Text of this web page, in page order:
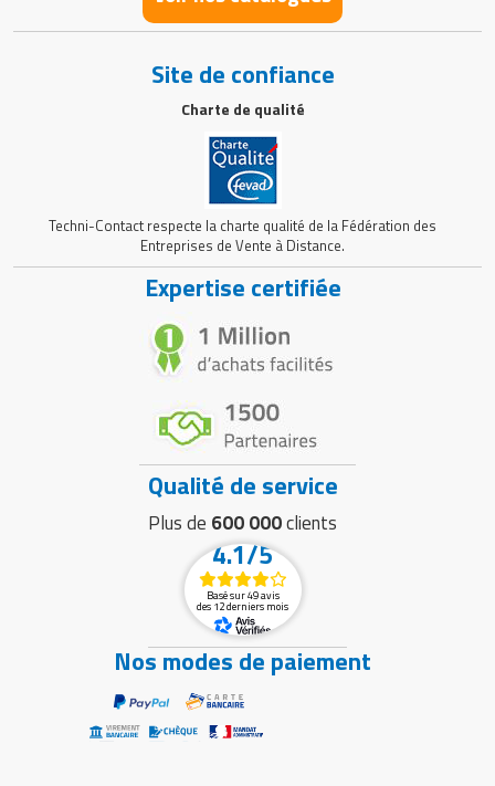
Site de confiance
Charte de qualité
Techni-Contact respecte la charte qualité de la Fédération des
Entreprises de Vente à Distance.
Expertise certifiée
Qualité de service
Plus de 600 000clients
4.1/5
Basé sur 49 avis
des 12 derniers mois
Nos modes de paiement